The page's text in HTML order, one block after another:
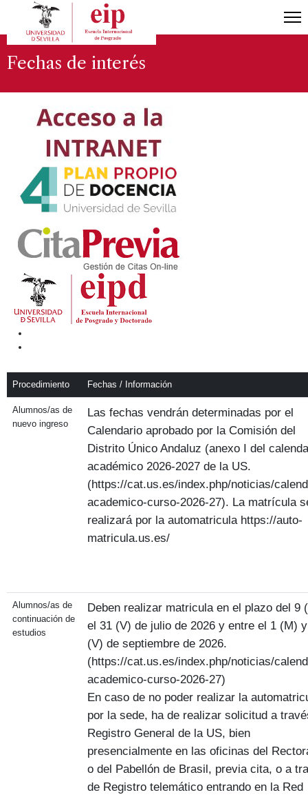
Fechas de interés
Procedimiento Fechas / Información
Alumnos/as de
nuevo ingreso
Las fechas vendrán determinadas por el
Calendario aprobado por la Comisión del
Distrito Único Andaluz (anexo I del
académico 2026-2027 de la US.
(https://cat.us.es/index.php/noticias/
academico-curso-2026-27). La matrícula
realizará por la automatricula https://auto-
matricula.us.es/
Alumnos/as de
continuación de
estudios
Deben realizar matricula en el plazo del 9
el 31 (V) de julio de 2026 y entre el 1 (M)
(V) de septiembre de 2026.
(https://cat.us.es/index.php/noticias/
academico-curso-2026-27)
En caso de no poder realizar la
por la sede, ha de realizar solicitud a
Registro General de la US, bien
presencialmente en las oficinas del
o del Pabellón de Brasil, previa cita, o a
de Registro telemático entrando en la Red